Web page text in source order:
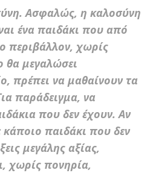
Ασφαλώς, η καλοσύνη
ένα παιδάκι που από
περιβάλλον, χωρίς
θα μεγαλώσει
πρέπει να μαθαίνουν τα
παράδειγμα, να
που δεν έχουν. Αν
παιδάκι που δεν
μεγάλης αξίας,
χωρίς πονηρία,